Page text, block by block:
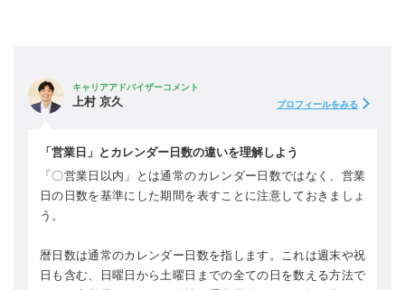
キャリアアドバイザーコメント
上村 京久 プロフィールをみる
「営業日」とカレンダー日数の違いを理解しよう
「〇営業日以内」とは通常のカレンダー日数ではなく、営業
日の日数を基準にした期間を表すことに注意しておきましょ
う。
暦日数は通常のカレンダー日数を指します。これは週末や祝
日も含む、日曜日から土曜日までの全ての日を数える方法で